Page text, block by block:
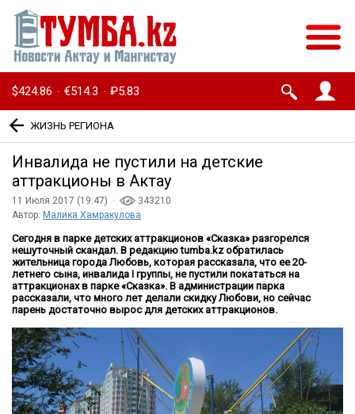
$424.86 · €514.3 · ₽5.83
ЖИЗНЬ РЕГИОНА
Инвалида не пустили на детские
аттракционы в Актау
11 Июля 2017 (19:47) ·
343210
Автор: Малика Хамракулова
Сегодня в парке детских аттракционов «Сказка» разгорелся
нешуточный скандал. В редакциюtumba.kzобратилась
жительница города Любовь, которая рассказала, что ее 20-
летнего сына, инвалида I группы, не пустили покататься на
аттракционах в парке «Сказка». В администрации парка
рассказали, что много лет делали скидку Любови, но сейчас
парень достаточно вырос для детских аттракционов.